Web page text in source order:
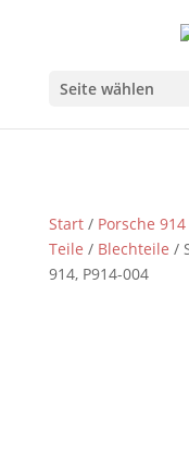
Seite wählen
Start/ Porsche 914
Teile / Blechteile /
914, P914-004